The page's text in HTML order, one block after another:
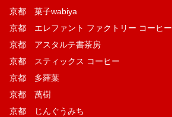
京都 菓子wabiya
京都 エレファント ファクトリー コーヒー
京都 アスタルテ書茶房
京都 スティックス コーヒー
京都 多羅葉
京都 萬樹
京都 じんぐうみち